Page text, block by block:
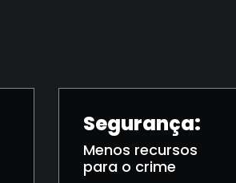
Segurança:
Menos recursos
para o crime